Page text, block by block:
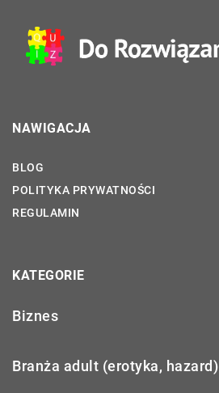
NAWIGACJA
BLOG
POLITYKA PRYWATNOŚCI
REGULAMIN
KATEGORIE
Biznes
Branża adult (erotyka, hazard)